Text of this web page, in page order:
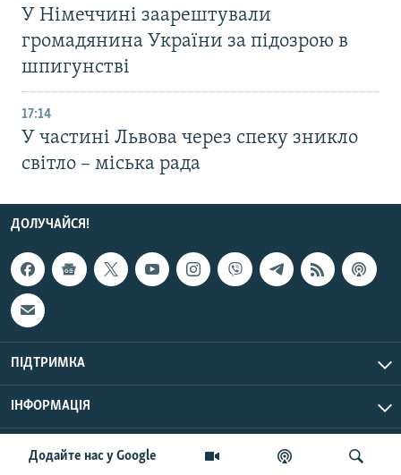
Додайте нас у Google
У Німеччині заарештували
громадянина України за підозрою в
шпигунстві
17:14
У частині Львова через спеку зникло
світло – міська рада
ДОЛУЧАЙСЯ!
ПІДТРИМКА
ІНФОРМАЦІЯ
© Радіо Свобода, 2026 | Усі права застережено.
UTC+3